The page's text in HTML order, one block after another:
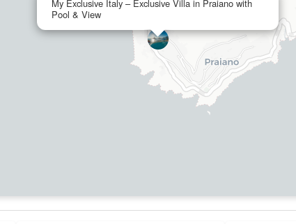
My Exclusive Italy – Exclusive Villa in Praiano with
Pool & View